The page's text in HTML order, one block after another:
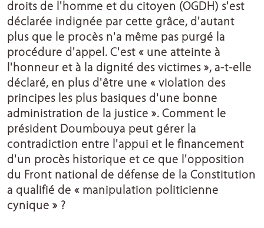
droits de l'homme et du citoyen (OGDH) s'est
déclarée indignée par cette grâce, d'autant
plus que le procès n'a même pas purgé la
procédure d'appel. C'est « une atteinte à
l'honneur et à la dignité des victimes », a-t-elle
déclaré, en plus d'être une « violation des
principes les plus basiques d'une bonne
administration de la justice ». Comment le
président Doumbouya peut gérer la
contradiction entre l'appui et le financement
d'un procès historique et ce que l'opposition
du Front national de défense de la Constitution
a qualifié de « manipulation politicienne
cynique » ?